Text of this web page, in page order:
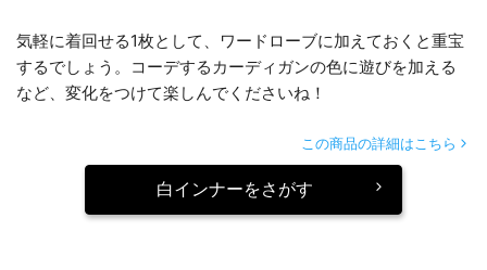
気軽に着回せる1枚として、ワードローブに加えておくと重宝
するでしょう。コーデするカーディガンの色に遊びを加える
など、変化をつけて楽しんでくださいね！
この商品の詳細はこちら
白インナーをさがす